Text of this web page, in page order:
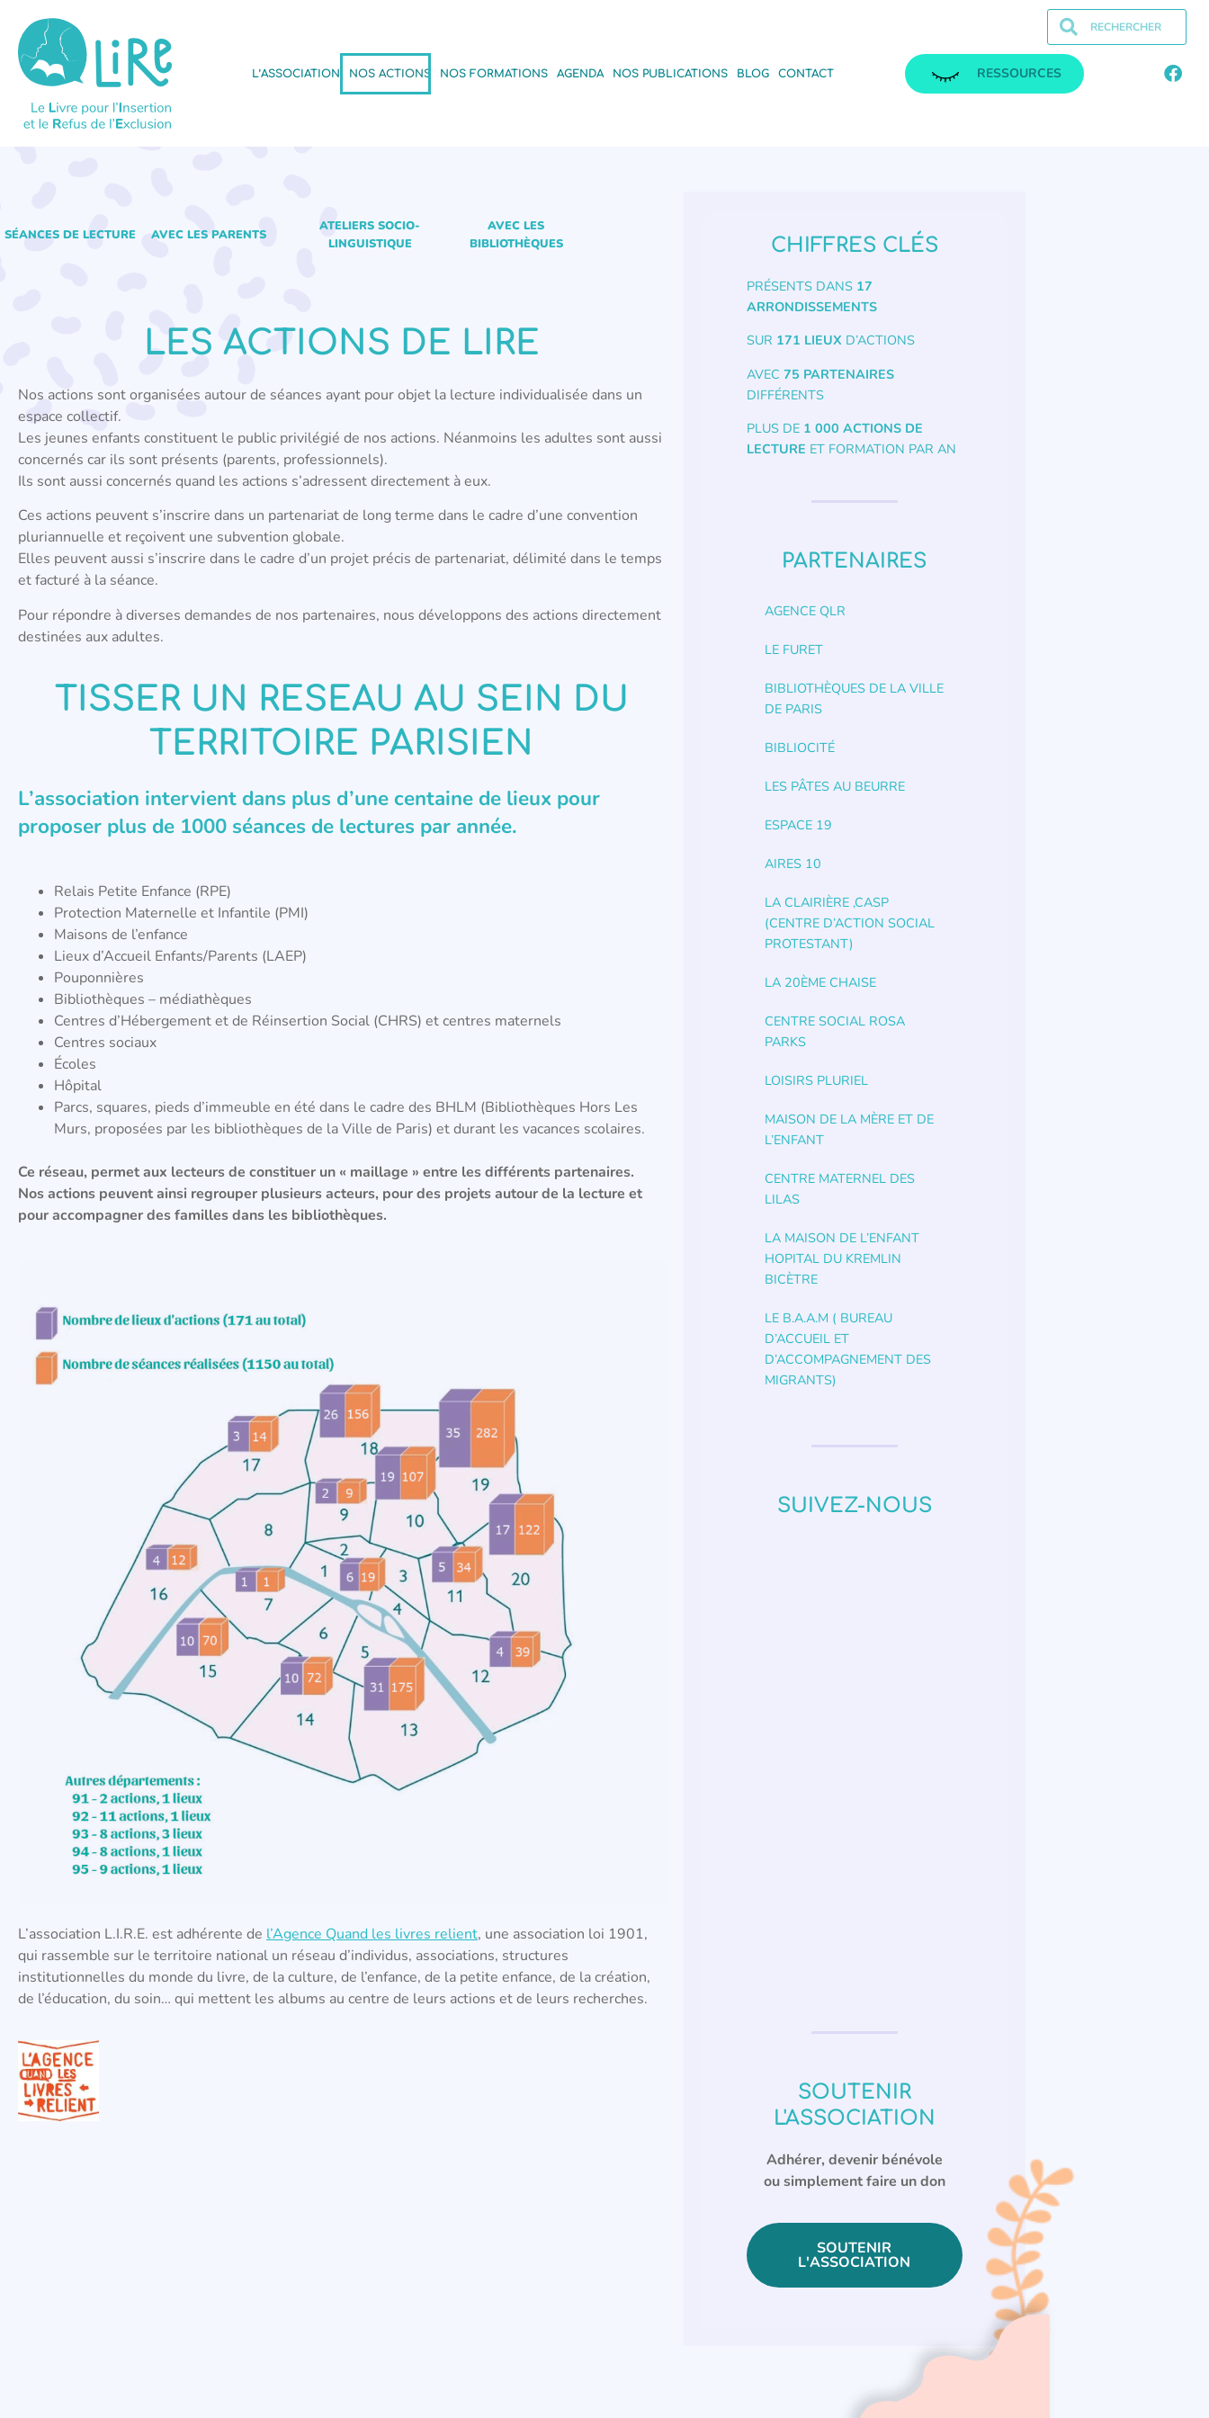
L’ASSOCIATION NOS ACTIONS NOS FORMATIONS AGENDA NOS PUBLICATIONS BLOG CONTACT RESSOURCES
SÉANCES DE LECTURE AVEC LES PARENTS
ATELIERS SOCIO-
LINGUISTIQUE
AVEC LES
BIBLIOTHÈQUES
LES ACTIONS DE LIRE
Nos actions sont organisées autour de séances ayant pour objet la lecture individualisée dans un
espace collectif.
Les jeunes enfants constituent le public privilégié de nos actions. Néanmoins les adultes sont aussi
concernés car ils sont présents (parents, professionnels).
Ils sont aussi concernés quand les actions s’adressent directement à eux.
Ces actions peuvent s’inscrire dans un partenariat de long terme dans le cadre d’une convention
pluriannuelle et reçoivent une subvention globale.
Elles peuvent aussi s’inscrire dans le cadre d’un projet précis de partenariat, délimité dans le temps
et facturé à la séance.
Pour répondre à diverses demandes de nos partenaires, nous développons des actions directement
destinées aux adultes.
TISSER UN RESEAU AU SEIN DU
TERRITOIRE PARISIEN
L’association intervient dans plus d’une centaine de lieux pour
proposer plus de 1000 séances de lectures par année.
Relais Petite Enfance (RPE)
Protection Maternelle et Infantile (PMI)
Maisons de l’enfance
Lieux d’Accueil Enfants/Parents (LAEP)
Pouponnières
Bibliothèques – médiathèques
Centres d’Hébergement et de Réinsertion Social (CHRS) et centres maternels
Centres sociaux
Écoles
Hôpital
Parcs, squares, pieds d’immeuble en été dans le cadre des BHLM (Bibliothèques Hors Les
Murs, proposées par les bibliothèques de la Ville de Paris) et durant les vacances scolaires.
Ce réseau, permet aux lecteurs de constituer un « maillage » entre les différents partenaires.
Nos actions peuvent ainsi regrouper plusieurs acteurs, pour des projets autour de la lecture et
pour accompagner des familles dans les bibliothèques.
L’association L.I.R.E. est adhérente de l’Agence Quand les livres relient, une association loi 1901,
qui rassemble sur le territoire national un réseau d’individus, associations, structures
institutionnelles du monde du livre, de la culture, de l’enfance, de la petite enfance, de la création,
de l’éducation, du soin… qui mettent les albums au centre de leurs actions et de leurs recherches.
CHIFFRES CLÉS
PRÉSENTS DANS 17
ARRONDISSEMENTS
SUR 171 LIEUX D’ACTIONS
AVEC 75 PARTENAIRES
DIFFÉRENTS
PLUS DE1 000 ACTIONS DE
LECTURE ET FORMATION PAR AN
PARTENAIRES
AGENCE QLR
LE FURET
BIBLIOTHÈQUES DE LA VILLE
DE PARIS
BIBLIOCITÉ
LES PÂTES AU BEURRE
ESPACE 19
AIRES 10
LA CLAIRIÈRE ,CASP
(CENTRE D’ACTION SOCIAL
PROTESTANT)
LA 20ÈME CHAISE
CENTRE SOCIAL ROSA
PARKS
LOISIRS PLURIEL
MAISON DE LA MÈRE ET DE
L’ENFANT
CENTRE MATERNEL DES
LILAS
LA MAISON DE L’ENFANT
HOPITAL DU KREMLIN
BICÈTRE
LE B.A.A.M ( BUREAU
D’ACCUEIL ET
D’ACCOMPAGNEMENT DES
MIGRANTS)
SUIVEZ-NOUS
SOUTENIR
L'ASSOCIATION
Adhérer, devenir bénévole
ou simplement faire un don
SOUTENIR
L'ASSOCIATION